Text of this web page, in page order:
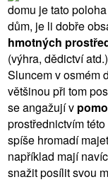
domu je tato
dům, je li dobře
hmotných
(výhra, dědictví
Sluncem v osmém
většinou při tom
se angažují v
prostřednictvím
spíše hromadí
například mají
snažit posílit svou